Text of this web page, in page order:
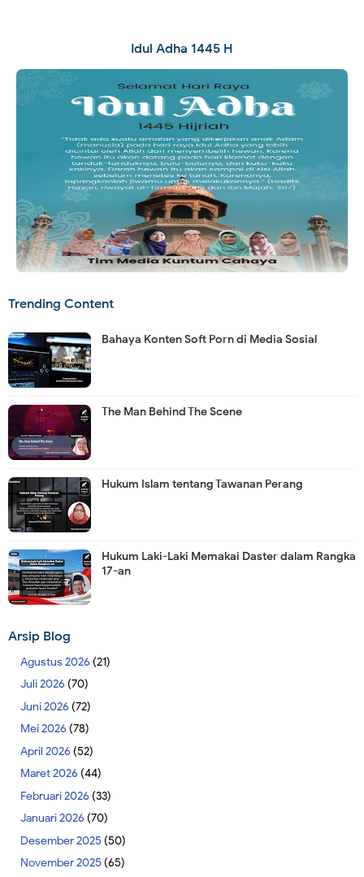
Idul Adha 1445 H
Trending Content
Bahaya Konten Soft Porn di Media Sosial
The Man Behind The Scene
Hukum Islam tentang Tawanan Perang
Hukum Laki-Laki Memakai Daster dalam Rangka
17-an
Arsip Blog
Agustus 2026 (21)
Juli 2026 (70)
Juni 2026 (72)
Mei 2026 (78)
April 2026 (52)
Maret 2026 (44)
Februari 2026 (33)
Januari 2026 (70)
Desember 2025 (50)
November 2025 (65)